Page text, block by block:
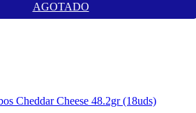
AGOTADO